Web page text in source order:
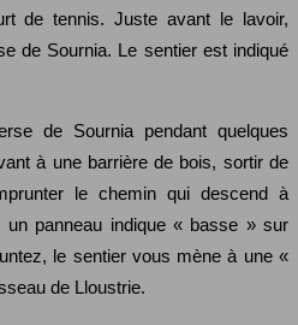
de tennis. Juste avant le lavoir,
de Sournia. Le sentier est indiqué
de Sournia pendant quelques
à une barrière de bois, sortir de
le chemin qui descend à
panneau indique « basse » sur
le sentier vous mène à une «
de Lloustrie.